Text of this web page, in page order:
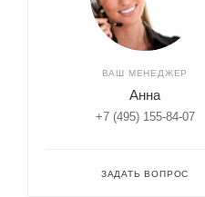
ВАШ МЕНЕДЖЕР
Анна
+7 (495) 155-84-07
ЗАДАТЬ ВОПРОС